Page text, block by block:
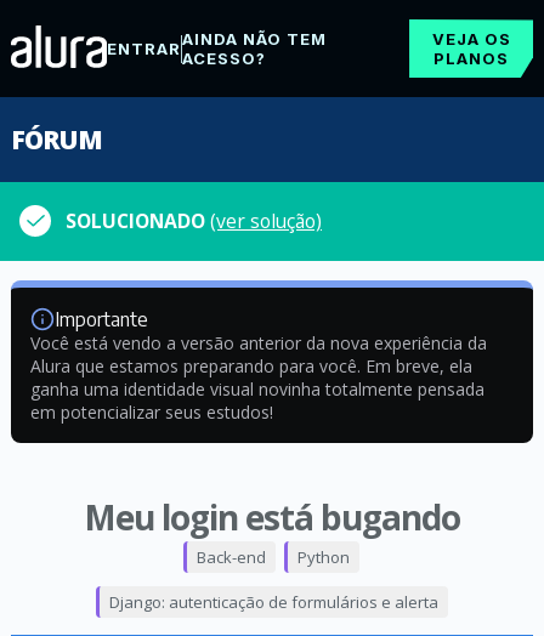
ENTRARAINDA NÃO TEM
ACESSO?
VEJA OS
PLANOS
FÓRUM
SOLUCIONADO(ver solução)
Importante
Você está vendo a versão anterior da nova experiência da
Alura que estamos preparando para você. Em breve, ela
ganha uma identidade visual novinha totalmente pensada
em potencializar seus estudos!
Meu login está bugando
Back-end Python
Django: autenticação de formulários e alerta